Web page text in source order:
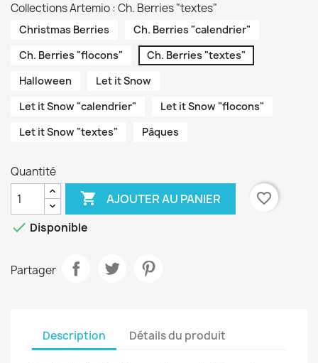
Collections Artemio : Ch. Berries "textes"
Christmas Berries
Ch. Berries "calendrier"
Ch. Berries "flocons"
Ch. Berries "textes"
Halloween
Let it Snow
Let it Snow "calendrier"
Let it Snow "flocons"
Let it Snow "textes"
Pâques
Quantité
 AJOUTER AU PANIER
favorite_border
 Disponible
Partager
Description Détails du produit